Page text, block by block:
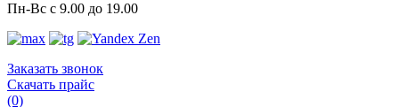
Пн-Вс с 9.00 до 19.00
Заказать звонок
Скачать прайс
(0)